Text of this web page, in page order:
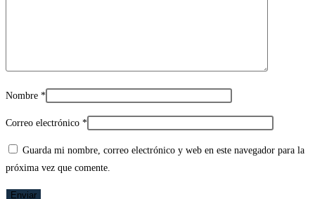
Nombre *
Correo electrónico *
Guarda mi nombre, correo electrónico y web en este navegador para la
próxima vez que comente.